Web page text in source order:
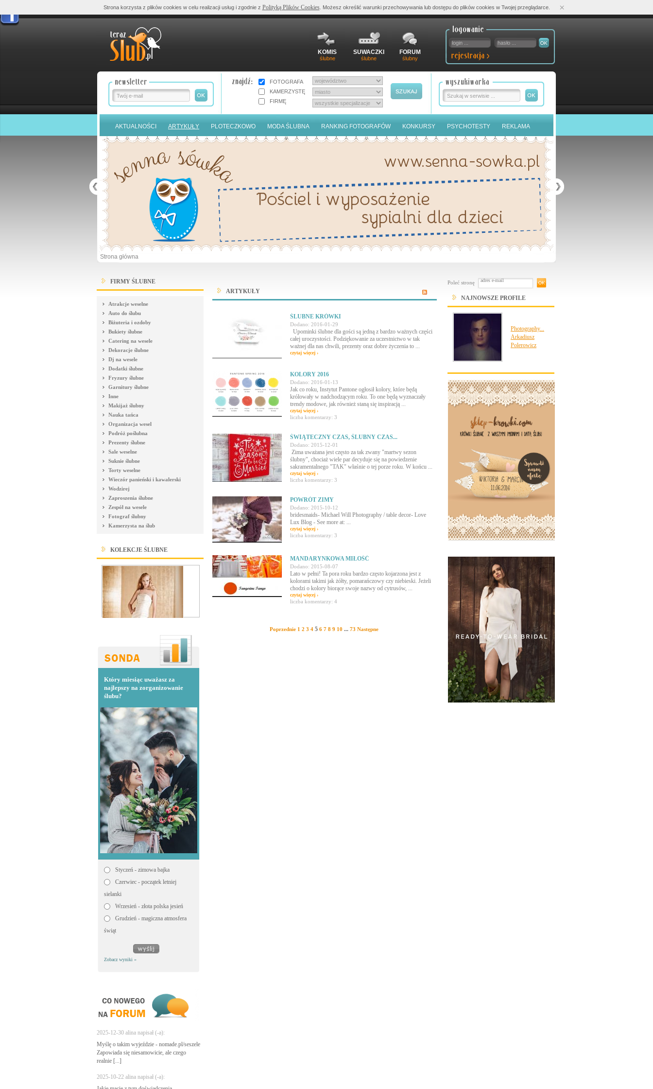
KOMIS
ślubne
SUWACZKI
ślubne
FORUM
ślubny
FOTOGRAFA
KAMERZYSTĘ
FIRMĘ
AKTUALNOŚCI ARTYKUŁY PLOTECZKOWO MODA ŚLUBNA RANKING FOTOGRAFÓW KONKURSY PSYCHOTESTY REKLAMA
Strona główna
FIRMY ŚLUBNE
Atrakcje weselne
Auto do ślubu
Biżuteria i ozdoby
Bukiety ślubne
Catering na wesele
Dekoracje ślubne
Dj na wesele
Dodatki ślubne
Fryzury ślubne
Garnitury ślubne
Inne
Makijaż ślubny
Nauka tańca
Organizacja wesel
Podróż poślubna
Prezenty ślubne
Sale weselne
Suknie ślubne
Torty weselne
Wieczór panieński i kawalerski
Wodzirej
Zaproszenia ślubne
Zespół na wesele
Fotograf ślubny
Kamerzysta na ślub
KOLEKCJE ŚLUBNE
Który miesiąc uważasz za
najlepszy na zorganizowanie
ślubu?
Styczeń - zimowa bajka
Czerwiec - początek letniej
sielanki
Wrzesień - złota polska jesień
Grudzień - magiczna atmosfera
świąt
Zobacz wyniki »
2025-12-30 alina napisał (-a):
Myślę o takim wyjeździe - nomade.pl/seszele
Zapowiada się niesamowicie, ale czego
realnie [...]
2025-10-22 alina napisał (-a):
ARTYKUŁY
ŚLUBNE KRÓWKI
Dodano: 2016-01-29
Upominki ślubne dla gości są jedną z bardzo ważnych części
całej uroczystości. Podziękowanie za uczestnictwo w tak
ważnej dla nas chwili, prezenty oraz dobre życzenia to ...
czytaj więcej ›
KOLORY 2016
Dodano: 2016-01-13
Jak co roku, Instytut Pantone ogłosił kolory, które będą
królowały w nadchodzącym roku. To one będą wyznaczały
trendy modowe, jak również staną się inspiracją ...
czytaj więcej ›
liczba komentarzy: 3
ŚWIĄTECZNY CZAS, ŚLUBNY CZAS...
Dodano: 2015-12-01
Zima uważana jest często za tak zwany "martwy sezon
ślubny", chociaż wiele par decyduje się na powiedzenie
sakramentalnego "TAK" właśnie o tej porze roku. W końcu ...
czytaj więcej ›
liczba komentarzy: 3
POWRÓT ZIMY
Dodano: 2015-10-12
bridesmaids- Michael Will Photography / table decor- Love
Lux Blog - See more at: ...
czytaj więcej ›
liczba komentarzy: 3
MANDARYNKOWA MIŁOŚĆ
Dodano: 2015-08-07
Lato w pełni! Ta pora roku bardzo często kojarzona jest z
kolorami takimi jak żółty, pomarańczowy czy niebieski. Jeżeli
chodzi o kolory biorące swoje nazwy od cytrusów, ...
czytaj więcej ›
liczba komentarzy: 4
Poprzednie 1 2 3 4 5 6 7 8 9 10 ... 73 Następne
Poleć stronę
NAJNOWSZE PROFILE
Photography...
Arkadiusz
Polerowicz
Strona korzysta z plików cookies w celu realizacji usług i zgodnie z Polityką Plików Cookies. Możesz określić warunki przechowywania lub dostępu do plików cookies w Twojej przeglądarce. ×